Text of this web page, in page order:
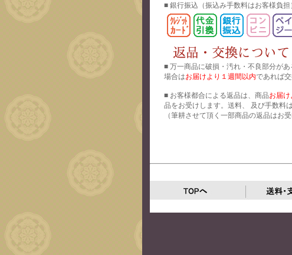
■ 銀行振込 （振込み手数料はお客様負
■ 万一商品に破損・汚れ・不良部分が
場合はお届けより１週間以内であれば
■ お客様都合による返品は、商品お届
品をお受けします。送料、 及び手数料
（筆耕させて頂く一部商品の返品はお